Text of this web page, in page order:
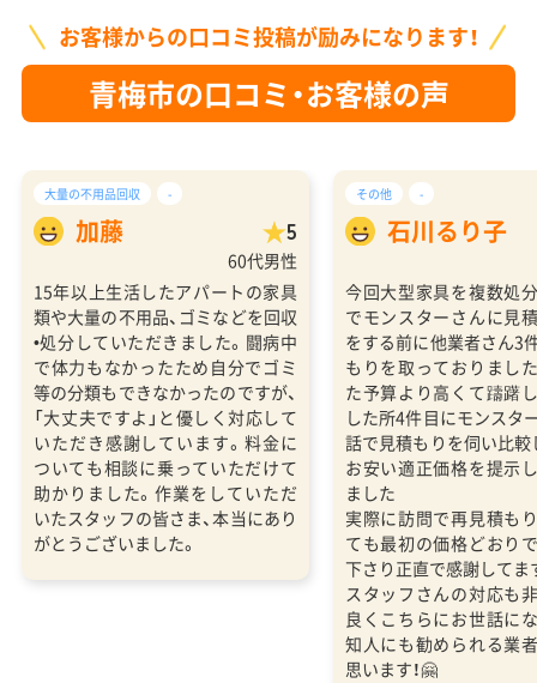
お客様からの口コミ投稿が励みになります！
青梅市の口コミ・お客様の声
大量の不用品回収 -
加藤 5
60代男性
15年以上生活したアパートの家具
類や大量の不用品、ゴミなどを回収
•処分していただきました。闘病中
で体力もなかったため自分でゴミ
等の分類もできなかったのですが、
「大丈夫ですよ」と優しく対応して
いただき感謝しています。料金に
ついても相談に乗っていただけて
助かりました。作業をしていただ
いたスタッフの皆さま、本当にあり
がとうございました。
その他 -
石川るり子
今回大型家具を複数処
でモンスターさんに見
をする前に他業者さん3
もりを取っておりまし
た予算より高くて躊躇
した所4件目にモンスタ
話で見積もりを伺い比
お安い適正価格を提示
ました
実際に訪問で再見積も
ても最初の価格どおり
下さり正直で感謝してま
スタッフさんの対応も
良くこちらにお世話に
知人にも勧められる業
思います！🤗